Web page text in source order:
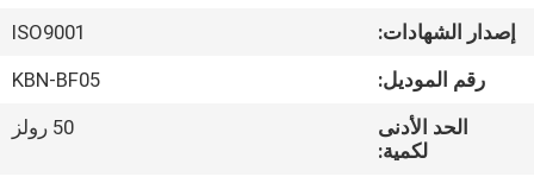
جولة
المعمل
إصدار الشهادات:
ISO9001
رقم الموديل:
KBN-BF05
الحد الأدنى
لكمية:
50 رولز